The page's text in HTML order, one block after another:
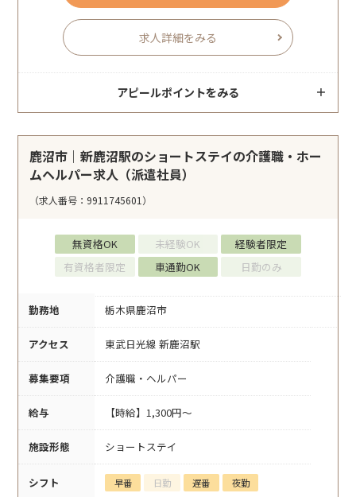
求人詳細をみる
アピールポイントをみる
鹿沼市｜新鹿沼駅のショートステイの介護職・ホー
ムヘルパー求人（派遣社員）
（求人番号：9911745601）
無資格OK 未経験OK
経験者限定
有資格者限定
車通勤OK 日勤のみ
勤務地 栃木県鹿沼市
アクセス 東武日光線 新鹿沼駅
募集要項 介護職・ヘルパー
給与 【時給】1,300円～
施設形態 ショートステイ
シフト 早番 日勤 遅番 夜勤